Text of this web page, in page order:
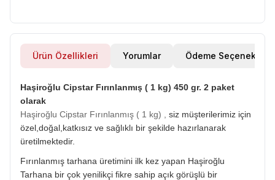
Ürün Özellikleri Yorumlar Ödeme Seçenekleri
Haşiroğlu Cipstar Fırınlanmış ( 1 kg) 450 gr. 2 paket
olarak
Haşiroğlu Cipstar Fırınlanmış ( 1 kg) ,
siz müşterilerimiz için
özel,doğal,katkısız ve sağlıklı bir şekilde hazırlanarak
üretilmektedir.
Fırınlanmış tarhana üretimini ilk kez yapan Haşiroğlu
Tarhana bir çok yenilikçi fikre sahip açık görüşlü bir